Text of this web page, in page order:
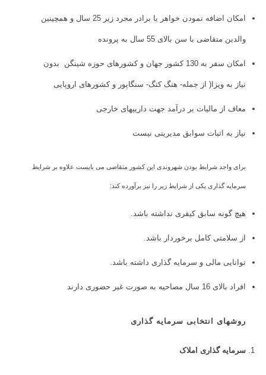
امکان اضافه نمودن خواهر یا برادر مجرد زیر 25 سال و همچینین
والدین متقاضی با سن بالای 55 سال به پرونده
امکان سفر به 130 کشور جهان و کشورهای حوزه شینگن بدون
نیاز به ویزا( از جمله- هنگ کنگ- سنگاپور و کشورهای اروپایی
معاف از مالیات بر درآمد جهت دارییهای خارجی
نیاز به اثبات سوابق مدیریتی نیست
برای واجد شرایط بودن شهروندی این کشور متقاضی می بایست علاوه بر شرایط
سرمایه گذاری یکی از شرایط زیر را نیز برآورده کند:
هیچ گونه سابق کیفری نداشته باشد.
از سلامتی کامل برخوردار باشد.
توانایی مالی و سرمایه گذاری داشته باشد.
افراد بالای 16 سال مصاحیه به صورت غیر حضوری دارند
روشهای انتخابی سرمایه گذاری
سرمایه گذاری املاک